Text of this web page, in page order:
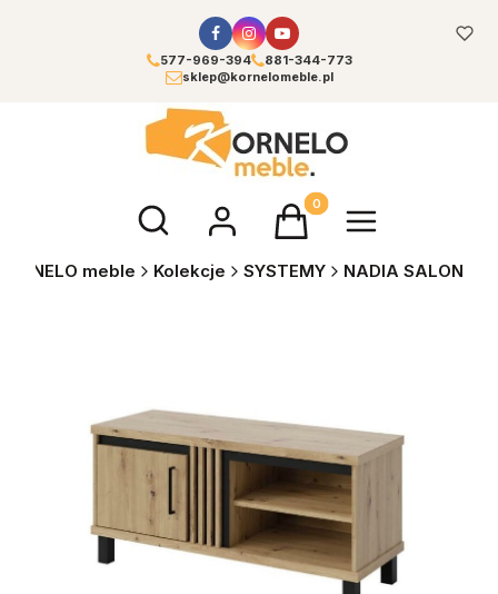
577-969-394
881-344-773
sklep@kornelomeble.pl
Otwórz wyszukiwarkęProdukty w koszyku: 0.
meble Kolekcje SYSTEMY NADIA SALON